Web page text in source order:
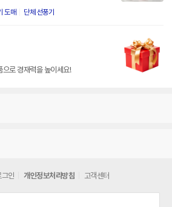
도매 단체 선풍기
로 경재력을 높이세요!
그인 개인정보처리방침 고객센터